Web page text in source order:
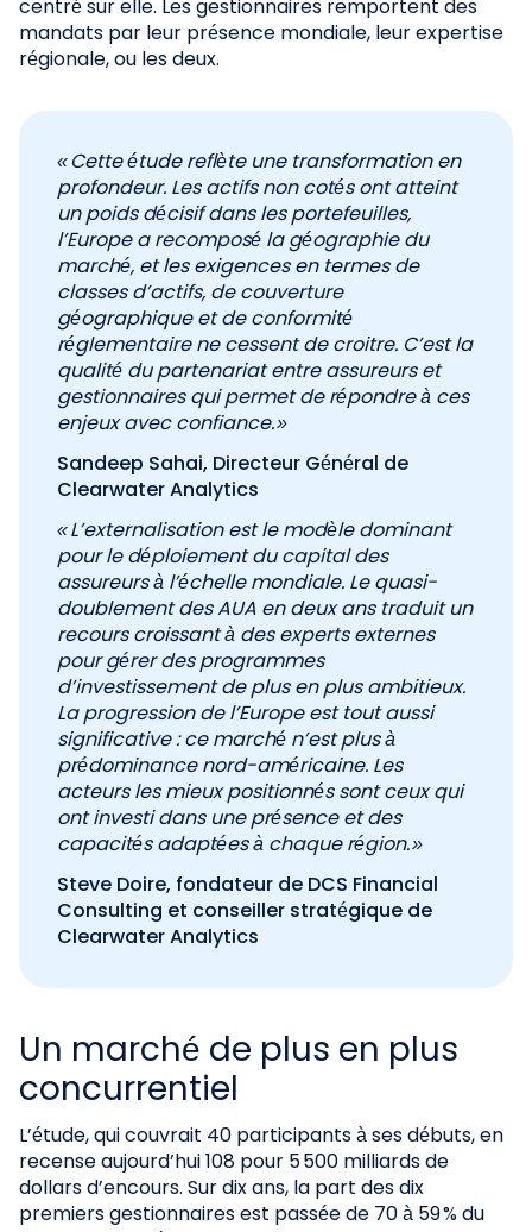
centré sur elle. Les gestionnaires remportent des
mandats par leur présence mondiale, leur expertise
régionale, ou les deux.
« Cette étude reflète une transformation en
profondeur. Les actifs non cotés ont atteint
un poids décisif dans les portefeuilles,
l’Europe a recomposé la géographie du
marché, et les exigences en termes de
classes d’actifs, de couverture
géographique et de conformité
réglementaire ne cessent de croitre. C’est la
qualité du partenariat entre assureurs et
gestionnaires qui permet de répondre à ces
enjeux avec confiance. »
Sandeep Sahai, Directeur Général de
Clearwater Analytics
« L’externalisation est le modèle dominant
pour le déploiement du capital des
assureurs à l’échelle mondiale. Le quasi-
doublement des AUA en deux ans traduit un
recours croissant à des experts externes
pour gérer des programmes
d’investissement de plus en plus ambitieux.
La progression de l’Europe est tout aussi
significative : ce marché n’est plus à
prédominance nord-américaine. Les
acteurs les mieux positionnés sont ceux qui
ont investi dans une présence et des
capacités adaptées à chaque région. »
Steve Doire, fondateur de DCS Financial
Consulting et conseiller stratégique de
Clearwater Analytics
Un marché de plus en plus
concurrentiel
L’étude, qui couvrait 40 participants à ses débuts, en
recense aujourd’hui 108 pour 5 500 milliards de
dollars d’encours. Sur dix ans, la part des dix
premiers gestionnaires est passée de 70 à 59 % du